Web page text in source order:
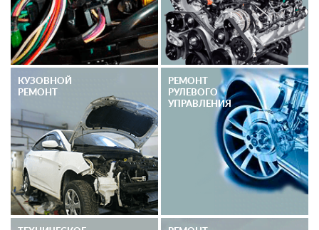
КУЗОВНОЙ
РЕМОНТ
РЕМОНТ
РУЛЕВОГО
УПРАВЛЕНИЯ